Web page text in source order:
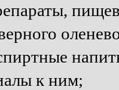
к ним;